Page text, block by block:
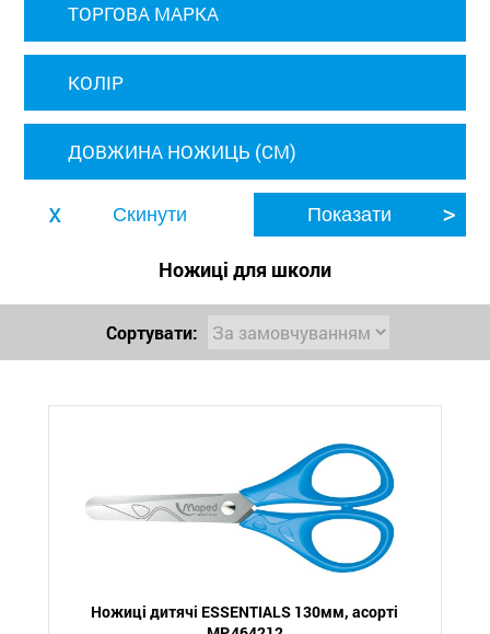
ТОРГОВА МАРКА
КОЛІР
ДОВЖИНА НОЖИЦЬ (СМ)
Ножиці для школи
Сортувати:
Ножиці дитячі ESSENTIALS 130мм, асорті